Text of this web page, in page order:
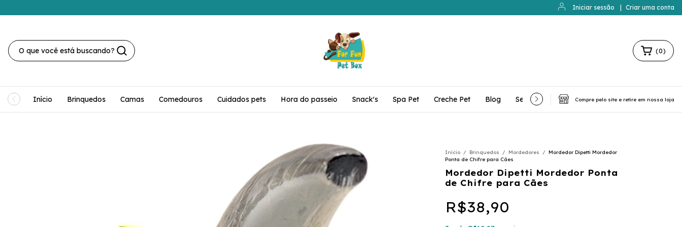
Iniciar sessão Criar uma conta
(0)
Início Brinquedos Camas Comedouros Cuidados pets Hora do passeio Snack's Spa Pet Creche Pet Blog Serviços Extras Contato
Compre pelo site e retire em nossa loja
Início / Brinquedos / Mordedores / Mordedor Dipetti Mordedor
Ponta de Chifre para Cães
Mordedor Dipetti Mordedor Ponta
de Chifre para Cães
R$38,90